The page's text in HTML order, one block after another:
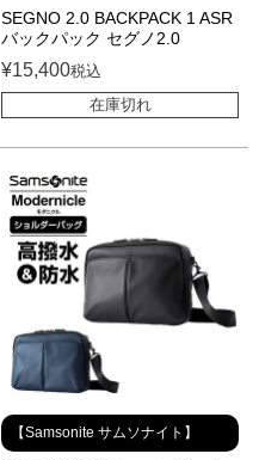
SEGNO 2.0 BACKPACK 1 ASR
バックパック セグノ2.0
¥15,400税込
在庫切れ
【Samsonite サムソナイト】